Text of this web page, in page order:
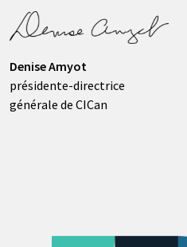
Denise Amyot
présidente-directrice
générale de CICan